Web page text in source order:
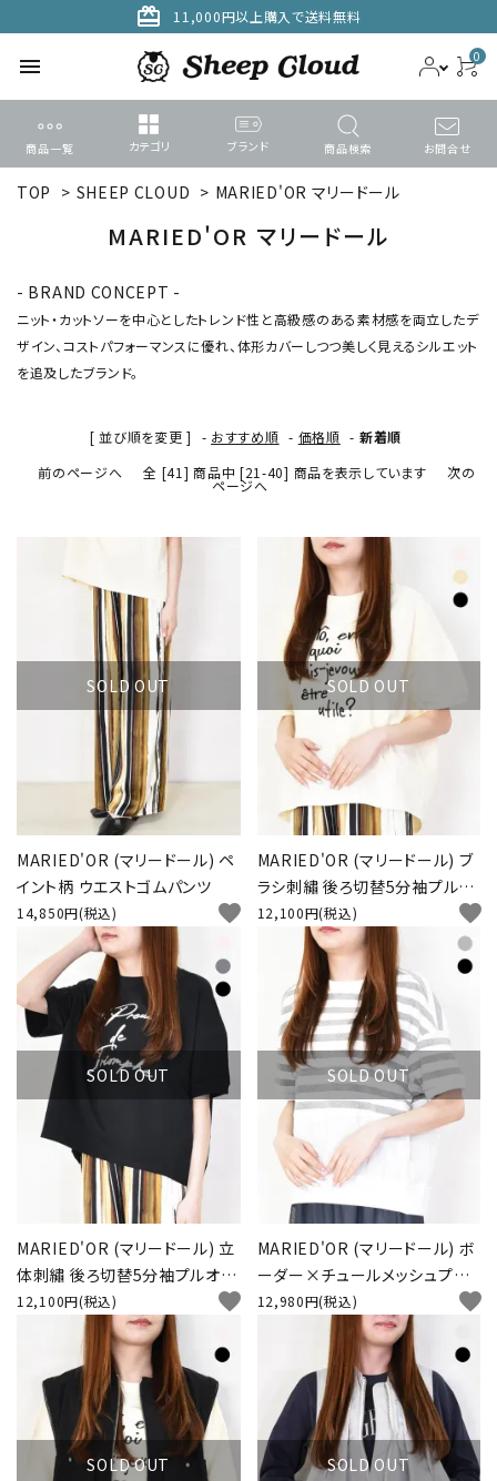
card_giftcard 11,000円以上購入で送料無料
menu 0
商品一覧 カテゴリ ブランド 商品検索 お問合せ
ACCOUNT MENU
meeting_room
search
カテゴリーから探す
ブランドから選ぶ
INFORMATION
TOP > SHEEP CLOUD > MARIED'OR マリードール
MARIED'OR マリードール
- BRAND CONCEPT -
ニット・カットソーを中心としたトレンド性と高級感のある素材感を両立したデ
ザイン、コストパフォーマンスに優れ、体形カバーしつつ美しく見えるシルエット
を追及したブランド。
[ 並び順を変更 ] - おすすめ順 - 価格順 - 新着順
前のページへ
全 [41] 商品中 [21-40] 商品を表示しています 次の
ページへ
SOLD OUT
MARIED'OR (マリードール) ペ
イント柄 ウエストゴムパンツ
14,850円(税込) favorite
SOLD OUT
MARIED'OR (マリードール) ブ
ラシ刺繡 後ろ切替5分袖プルオ
ーバー
12,100円(税込) favorite
SOLD OUT
MARIED'OR (マリードール) 立
体刺繡 後ろ切替5分袖プルオー
バー
12,100円(税込) favorite
SOLD OUT
MARIED'OR (マリードール) ボ
ーダー×チュールメッシュプル
オーバー
12,980円(税込) favorite
SOLD OUT SOLD OUT